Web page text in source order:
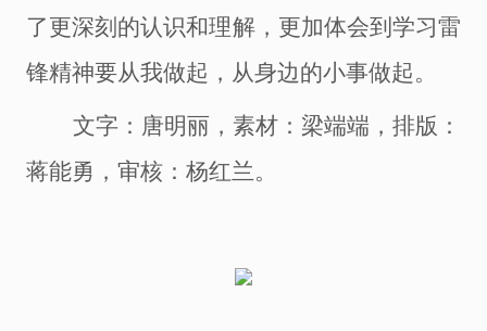
了更深刻的认识和理解，更加体会到学习雷
锋精神要从我做起，从身边的小事做起。
文字： 唐明丽， 素材：梁端端 ，排版：
蒋能勇， 审核：杨红兰。